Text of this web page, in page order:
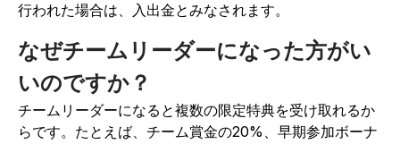
行われた場合は、入出金とみなされます。
なぜチームリーダーになった方がい
いのですか？
チームリーダーになると複数の限定特典を受け取れるか
らです。たとえば、チーム賞金の20%、早期参加ボーナ